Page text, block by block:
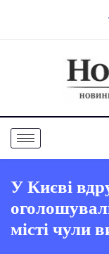
У Києві
місті чули